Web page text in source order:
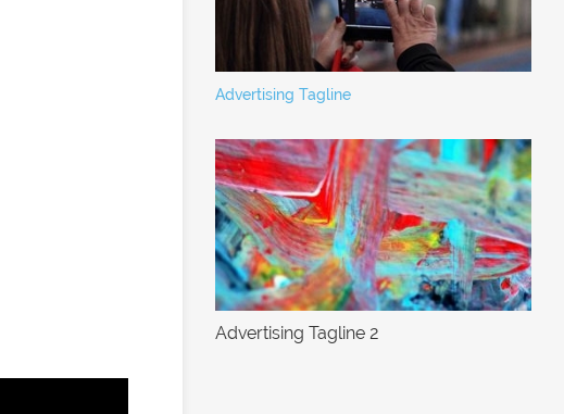
Advertising Tagline
Advertising Tagline 2